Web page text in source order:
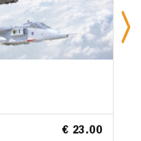
€ 23.00
Hound Dog